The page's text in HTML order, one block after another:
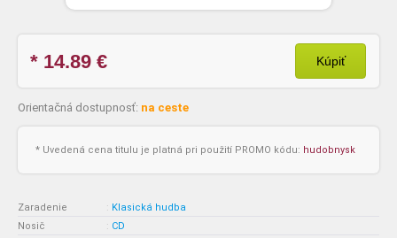
* 14.89 € Kúpiť
Orientačná dostupnosť: na ceste
* Uvedená cena titulu je platná pri použití PROMO kódu: hudobnysk
Zaradenie : Klasická hudba
Nosič
: CD